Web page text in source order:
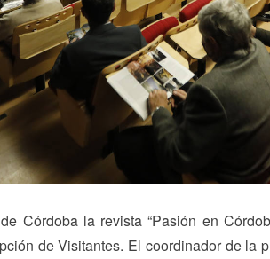
Córdoba la revista “Pasión en
de Visitantes. El coordinador de la